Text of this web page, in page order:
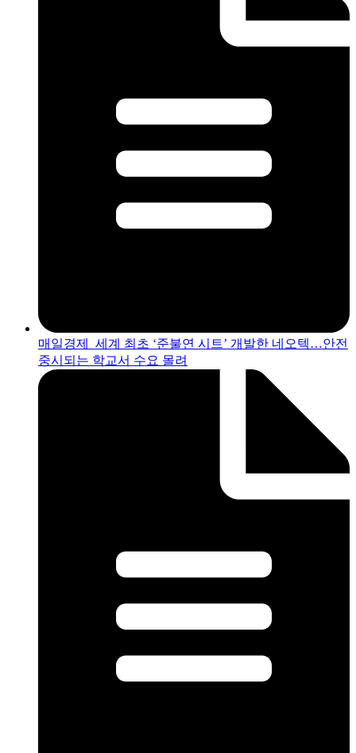
매일경제_세계 최초 ‘준불연 시트’ 개발한 네오텍…안전
중시되는 학교서 수요 몰려